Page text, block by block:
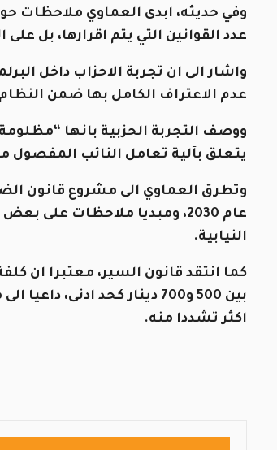
وفي حديثه، ابدى العماوي ملاحظات
عدد القوانين التي يتم اقرارها، بل
واشار الى ان تجربة الاحزاب داخل
عدم الاعتراف الكامل بها ضمن النظام
ووصف التجربة الحزبية بانها
يتعلق بآلية تعامل النائب المفصول
وتطرق العماوي الى مشروع قانون
عام 2030، ومبديا ملاحظات
النيابية.
كما انتقد قانون السير، معتبرا ان
بين 500 و700 دينار كحد
اكثر تشددا منه.